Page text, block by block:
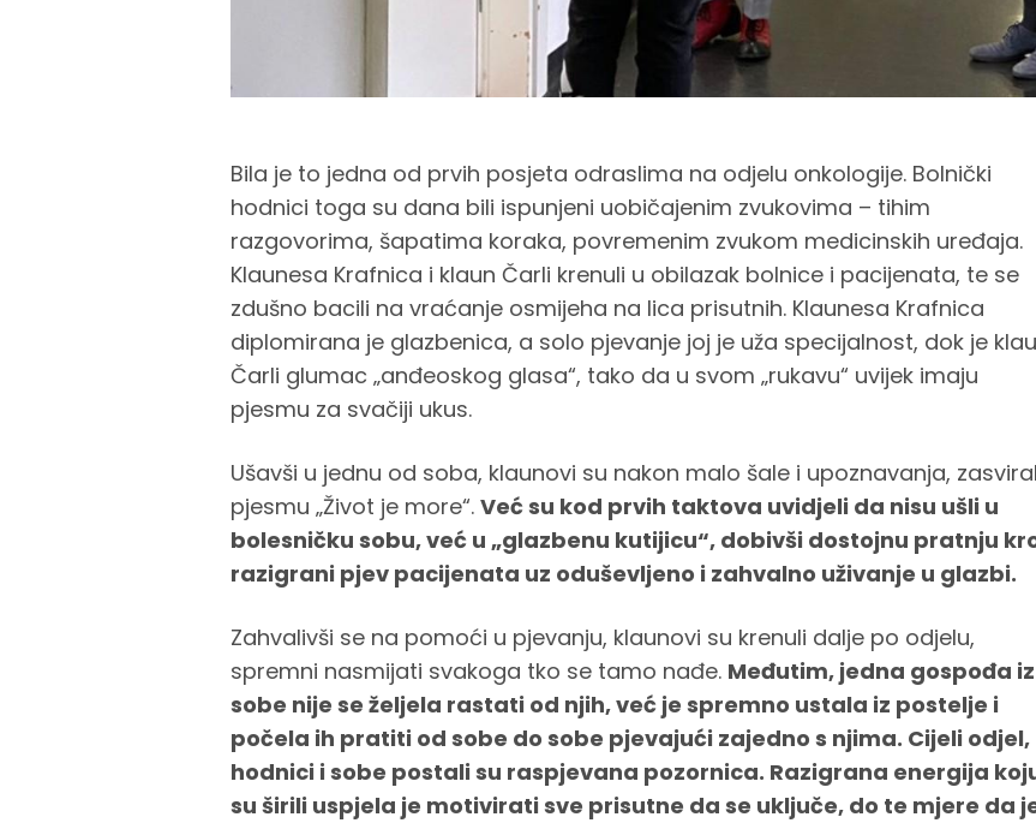
Bila je to jedna od prvih posjeta odraslima na odjelu onkologije. Bolnički
hodnici toga su dana bili ispunjeni uobičajenim zvukovima – tihim
razgovorima, šapatima koraka, povremenim zvukom medicinskih uređaja.
Klaunesa Krafnica i klaun Čarli krenuli u obilazak bolnice i pacijenata, te se
zdušno bacili na vraćanje osmijeha na lica prisutnih. Klaunesa Krafnica
diplomirana je glazbenica, a solo pjevanje joj je uža specijalnost, dok je
Čarli glumac „anđeoskog glasa“, tako da u svom „rukavu“ uvijek imaju
pjesmu za svačiji ukus.
Ušavši u jednu od soba, klaunovi su nakon malo šale i upoznavanja,
pjesmu „Život je more“. Već su kod prvih taktova uvidjeli da nisu ušli u
bolesničku sobu, već u „glazbenu kutijicu“, dobivši dostojnu pratnju
razigrani pjev pacijenata uz oduševljeno i zahvalno uživanje u glazbi.
Zahvalivši se na pomoći u pjevanju, klaunovi su krenuli dalje po odjelu,
spremni nasmijati svakoga tko se tamo nađe. Međutim, jedna gospođa iz
sobe nije se željela rastati od njih, već je spremno ustala iz postelje i
počela ih pratiti od sobe do sobe pjevajući zajedno s njima. Cijeli odjel,
hodnici i sobe postali su raspjevana pozornica. Razigrana energija
su širili uspjela je motivirati sve prisutne da se uključe, do te mjere da